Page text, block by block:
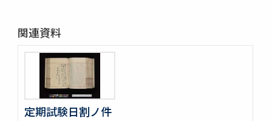
関連資料
定期試験日割ノ件